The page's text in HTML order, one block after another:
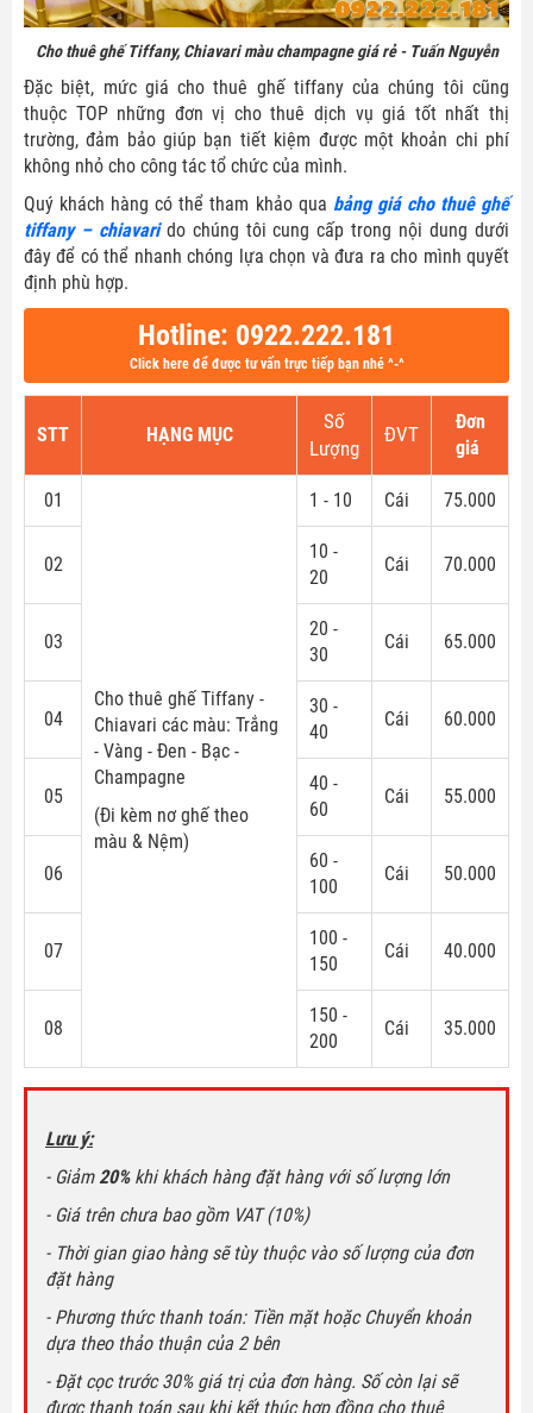
Cho thuê ghế Tiffany, Chiavari màu champagne giá rẻ - Tuấn Nguyễn
Đặc biệt, mức giá cho thuê ghế tiffany của chúng tôi cũng
thuộc TOP những đơn vị cho thuê dịch vụ giá tốt nhất thị
trường, đảm bảo giúp bạn tiết kiệm được một khoản chi phí
không nhỏ cho công tác tổ chức của mình.
Quý khách hàng có thể tham khảo qua bảng giá cho thuê ghế
tiffany – chiavarido chúng tôi cung cấp trong nội dung dưới
đây để có thể nhanh chóng lựa chọn và đưa ra cho mình quyết
định phù hợp.
Hotline: 0922.222.181
Click here để được tư vấn trực tiếp bạn nhé ^-^
STT HẠNG MỤC
Số
Lượng
ĐVT
Đơn
giá
01
Cho thuê ghế Tiffany -
Chiavari các màu: Trắng
- Vàng - Đen - Bạc -
Champagne
(Đi kèm nơ ghế theo
màu & Nệm)
1 - 10 Cái 75.000
02
10 -
20
Cái 70.000
03
20 -
30
Cái 65.000
04
30 -
40
Cái 60.000
05
40 -
60
Cái 55.000
06
60 -
100
Cái 50.000
07
100 -
150
Cái 40.000
08
150 -
200
Cái 35.000
Lưu ý:
- Giảm20%khi khách hàng đặt hàng với số lượng lớn
- Giá trên chưa bao gồm VAT (10%)
- Thời gian giao hàng sẽ tùy thuộc vào số lượng của đơn
đặt hàng
- Phương thức thanh toán: Tiền mặt hoặc Chuyển khoản
dựa theo thảo thuận của 2 bên
- Đặt cọc trước 30% giá trị của đơn hàng. Số còn lại sẽ
được thanh toán sau khi kết thúc hợp đồng cho thuê